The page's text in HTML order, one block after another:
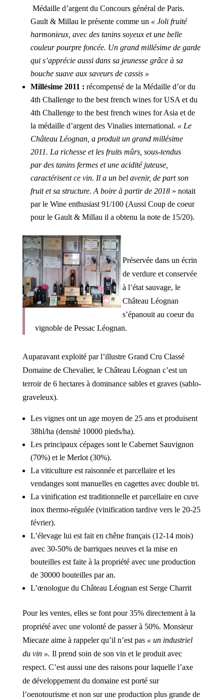
Médaille d’argent du Concours général de Paris.
Gault & Millau le présente comme un « Joli fruité
harmonieux, avec des tanins soyeux et une belle
couleur pourpre foncée. Un grand millésime de garde
qui s’apprécie aussi dans sa jeunesse grâce à sa
bouche suave aux saveurs de cassis »
Millésime 2011 : récompensé de la Médaille d’or du
4th Challenge to the best french wines for USA et du
4th Challenge to the best french wines for Asia et de
la médaille d’argent des Vinalies international. « Le
Château Léognan, a produit un grand millésime
2011. La richesse et les fruits mûrs, sous-tendus
par des tanins fermes et une acidité juteuse,
caractérisent ce vin. Il a un bel avenir, de part son
fruit et sa structure. A boire à partir de 2018» notait
par le Wine enthusiast 91/100 (Aussi Coup de coeur
pour le Gault & Millau il a obtenu la note de 15/20).
Préservée dans un écrin
de verdure et conservée
à l’état sauvage, le
Château Léognan
s’épanouit au coeur du
vignoble de Pessac Léognan.
Auparavant exploité par l’illustre Grand Cru Classé
Domaine de Chevalier, le Château Léognan c’est un
terroir de 6 hectares à dominance sables et graves (sablo-
graveleux).
Les vignes ont un age moyen de 25 ans et produisent
38hl/ha (densité 10000 pieds/ha).
Les principaux cépages sont le Cabernet Sauvignon
(70%) et le Merlot (30%).
La viticulture est raisonnée et parcellaire et les
vendanges sont manuelles en cagettes avec double tri.
La vinification est traditionnelle et parcellaire en cuve
inox thermo-régulée (vinification tardive vers le 20-25
février).
L’élevage lui est fait en chêne français (12-14 mois)
avec 30-50% de barriques neuves et la mise en
bouteilles est faite à la propriété avec une production
de 30000 bouteilles par an.
L’œnologue du Château Léognan est Serge Charrit
Pour les ventes, elles se font pour 35% directement à la
propriété avec une volonté de passer à 50%. Monsieur
Miecaze aime à rappeler qu’il n’est pas« un industriel
du vin ». Il prend soin de son vin et le produit avec
respect. C’est aussi une des raisons pour laquelle l’axe
de développement du domaine est porté sur
l’oenotourisme et non sur une production plus grande de